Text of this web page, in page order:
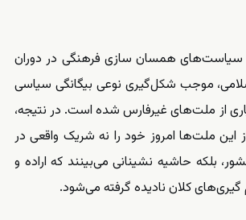
و سیاست‌های همسان‌ سازی فرهنگی در دوران
موجب شکل‌گیری نوعی بیگانگی سیاسی
از ملت‌های غیرفارس شده است. در نتیجه،
ملت‌ها امروز خود را نه شریک واقعی در
بلکه حاشیه‌ نشینانی می‌بینند که اراده و
کلان نادیده گرفته می‌شود.